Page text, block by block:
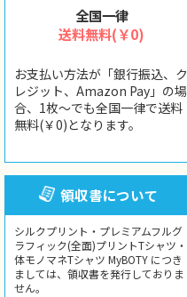
全国一律
送料無料(￥0)
お支払い方法が「銀行振込、ク
レジット、Amazon Pay」の場
合、1枚〜でも全国一律で送料
無料(￥0)となります。
領収書について
シルクプリント・プレミアムフルグ
ラフィック(全面)プリントTシャツ・
体モノマネTシャツ MyBOTY につき
ましては、領収書を発行しておりま
せん。